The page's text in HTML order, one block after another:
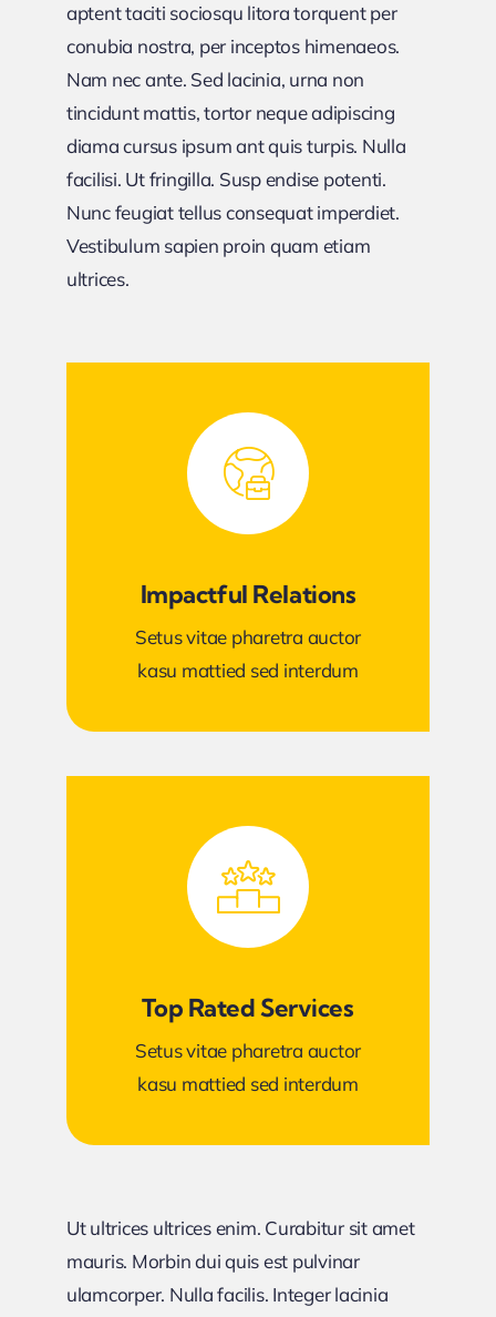
aptent taciti sociosqu litora torquent per
conubia nostra, per inceptos himenaeos.
Nam nec ante. Sed lacinia, urna non
tincidunt mattis, tortor neque adipiscing
diama cursus ipsum ant quis turpis. Nulla
facilisi. Ut fringilla. Susp endise potenti.
Nunc feugiat tellus consequat imperdiet.
Vestibulum sapien proin quam etiam
ultrices.
Impactful Relations
Setus vitae pharetra auctor
kasu mattied sed interdum
Top Rated Services
Setus vitae pharetra auctor
kasu mattied sed interdum
Ut ultrices ultrices enim. Curabitur sit amet
mauris. Morbin dui quis est pulvinar
ulamcorper. Nulla facilis. Integer lacinia